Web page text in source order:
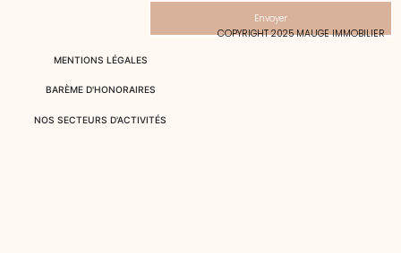
Envoyer
MENTIONS LÉGALES
BARÈME D'HONORAIRES
NOS SECTEURS D'ACTIVITÉS
COPYRIGHT 2025 MAUGE IMMOBILIER